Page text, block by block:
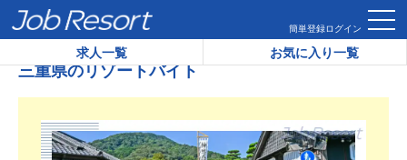
簡単登録ログイン
求人一覧 お気に入り一覧
HOME 三重県のリゾートバイト
三重県のリゾートバイト